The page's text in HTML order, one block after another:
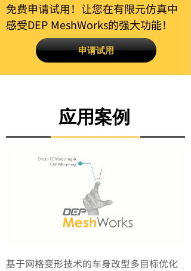
免费申请试用！让您在有限元仿真中
感受DEP MeshWorks的强大功能！
申请试用
基于网格变形技术的车身改型多目标优化
应用案例